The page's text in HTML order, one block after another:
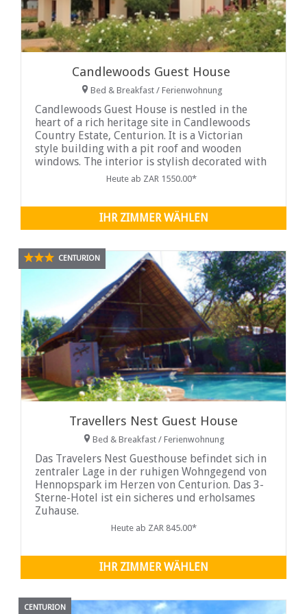
Candlewoods Guest House
Bed & Breakfast / Ferienwohnung
Candlewoods Guest House is nestled in the
heart of a rich heritage site in Candlewoods
Country Estate, Centurion. It is a Victorian
style building with a pit roof and wooden
windows. The interior is stylish decorated with
rich fabrics and crisp white linen. Surrounded
Heute ab ZAR 1550.00*
IHR ZIMMER WÄHLEN
CENTURION
Travellers Nest Guest House
Bed & Breakfast / Ferienwohnung
Das Travelers Nest Guesthouse befindet sich in
zentraler Lage in der ruhigen Wohngegend von
Hennopspark im Herzen von Centurion. Das 3-
Sterne-Hotel ist ein sicheres und erholsames
Zuhause.
Heute ab ZAR 845.00*
IHR ZIMMER WÄHLEN
CENTURION